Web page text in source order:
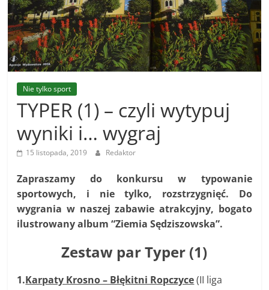
Ropczycko-
Sędziszowskiego
Sportowe
wieści
Ropczycko-
Sędziszowskiego
Nie tylko sport
TYPER (1) – czyli wytypuj
wyniki i… wygraj
15 listopada, 2019 Redaktor
Zapraszamy do konkursu w typowanie
sportowych, i nie tylko, rozstrzygnięć. Do
wygrania w naszej zabawie atrakcyjny, bogato
ilustrowany album “Ziemia Sędziszowska”.
Zestaw par Typer (1)
1.Karpaty Krosno – Błękitni Ropczyce(II liga